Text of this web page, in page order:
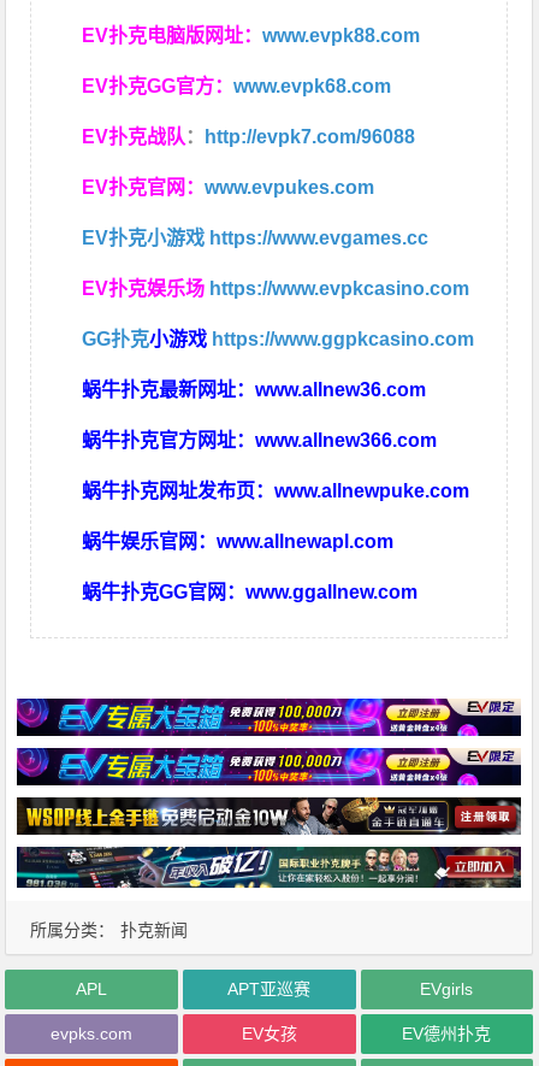
EV扑克电脑版网址：www.evpk88.com
EV扑克GG官方：www.evpk68.com
EV扑克战队： http://evpk7.com/96088
EV扑克官网：www.evpukes.com
EV扑克小游戏 https://www.evgames.cc
EV扑克娱乐场 https://www.evpkcasino.com
GG扑克小游戏 https://www.ggpkcasino.com
蜗牛扑克最新网址：www.allnew36.com
蜗牛扑克官方网址：www.allnew366.com
蜗牛扑克网址发布页：www.allnewpuke.com
蜗牛娱乐官网：www.allnewapl.com
蜗牛扑克GG官网：www.ggallnew.com
所属分类： 扑克新闻
APL APT亚巡赛 EVgirls
evpks.com EV女孩 EV德州扑克